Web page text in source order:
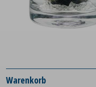
Warenkorb